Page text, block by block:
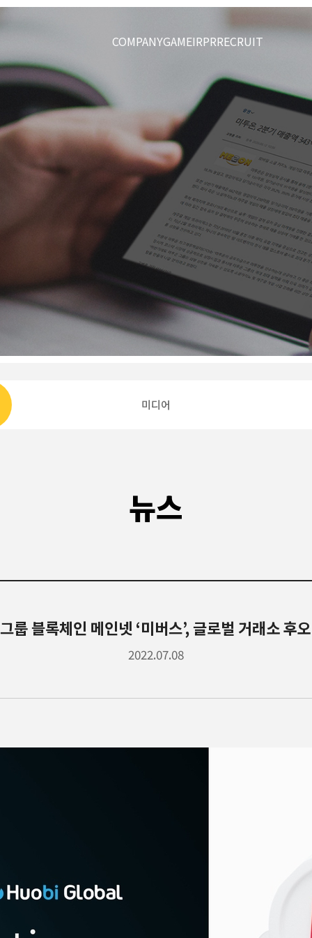
COMPANYGAMEIRPRRECRUIT
미디어
뉴스
룹 블록체인 메인넷 ‘미버스’, 글로벌 거래소 후
2022.07.08